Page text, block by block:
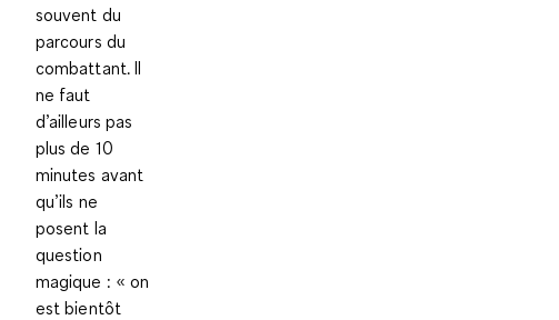
souvent du
parcours du
combattant. Il
ne faut
d’ailleurs pas
plus de 10
minutes avant
qu’ils ne
posent la
question
magique : « on
est bientôt